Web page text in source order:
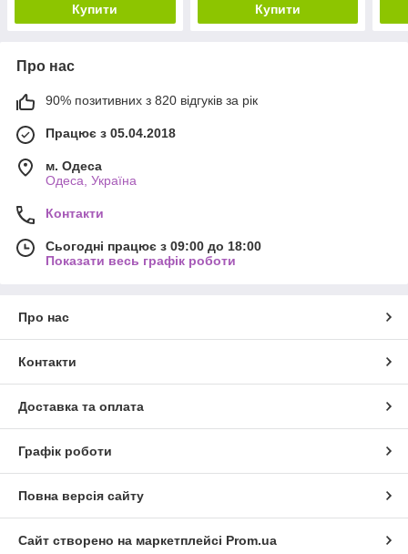
Купити Купити
Про нас
90% позитивних з 820 відгуків за рік
Працює з 05.04.2018
м. Одеса
Одеса, Україна
Контакти
Сьогодні працює з 09:00 до 18:00
Показати весь графік роботи
Про нас
Контакти
Доставка та оплата
Графік роботи
Повна версія сайту
Сайт створено на маркетплейсі Prom.ua